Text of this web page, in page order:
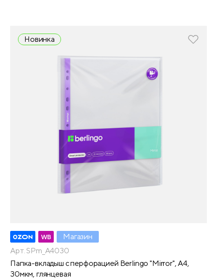
Новинка
Магазин
Арт. SPm_A4030
Папка-вкладыш с перфорацией Berlingo "Mirror", А4,
30мкм, глянцевая